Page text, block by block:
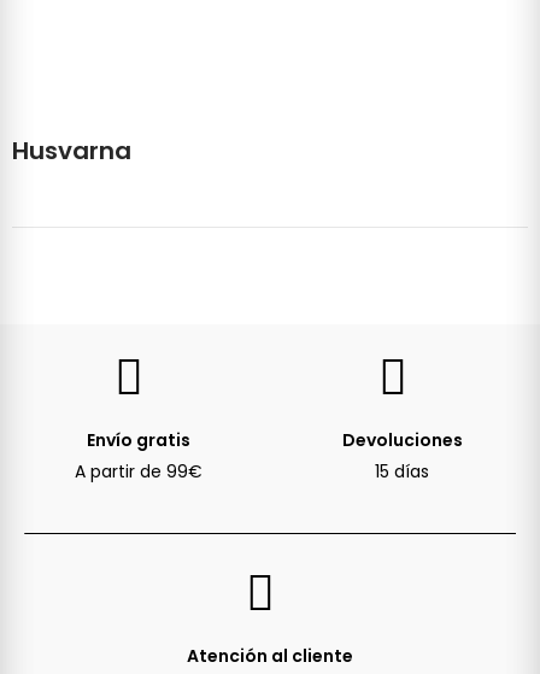
Husvarna
Envío gratis
A partir de 99€
Devoluciones
15 días
Atención al cliente